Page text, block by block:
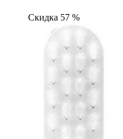
Скидка 57 %